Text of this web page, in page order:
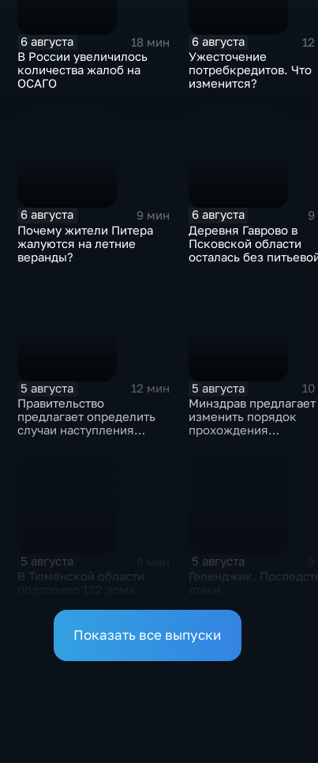
6 августа
18 мин
В России увеличилось
количества жалоб на
ОСАГО
6 августа
Ужесточение
потребкредитов. Что
изменится?
6 августа
9 мин
Почему жители Питера
жалуются на летние
веранды?
6 августа
9
Деревня Гаврово в
Псковской области
осталась без
5 августа
12 мин
Правительство
предлагает определить
случаи наступления
5 августа
Минздрав предлагает
изменить порядок
прохождения
5 августа
В Тюменской области
5 августа
Геленджик.
Показать все выпуски